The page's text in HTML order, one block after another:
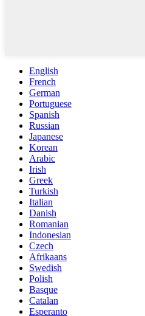
English
French
German
Portuguese
Spanish
Russian
Japanese
Korean
Arabic
Irish
Greek
Turkish
Italian
Danish
Romanian
Indonesian
Czech
Afrikaans
Swedish
Polish
Basque
Catalan
Esperanto